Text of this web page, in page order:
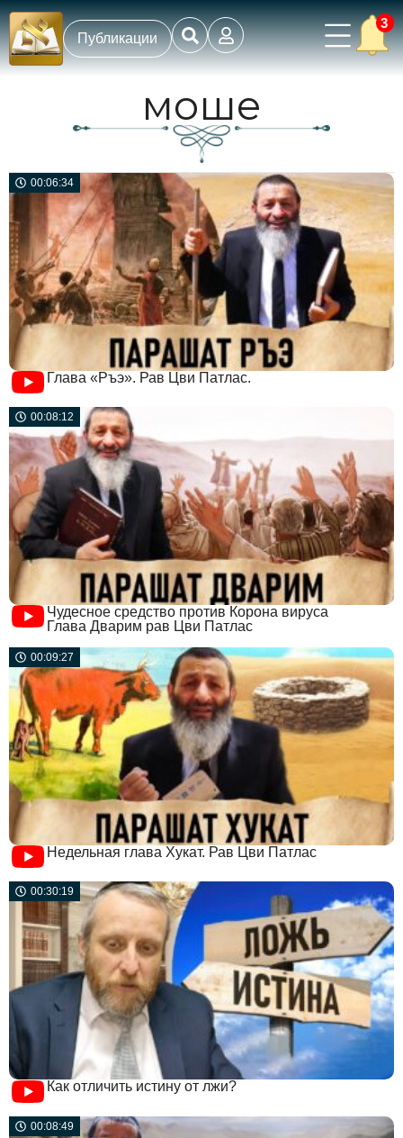
Публикации
3
моше
00:06:34
Глава «Ръэ». Рав Цви Патлас.
00:08:12
Чудесное средство против Корона вируса
Глава Дварим рав Цви Патлас
00:09:27
Недельная глава Хукат. Рав Цви Патлас
00:30:19
Как отличить истину от лжи?
00:08:49